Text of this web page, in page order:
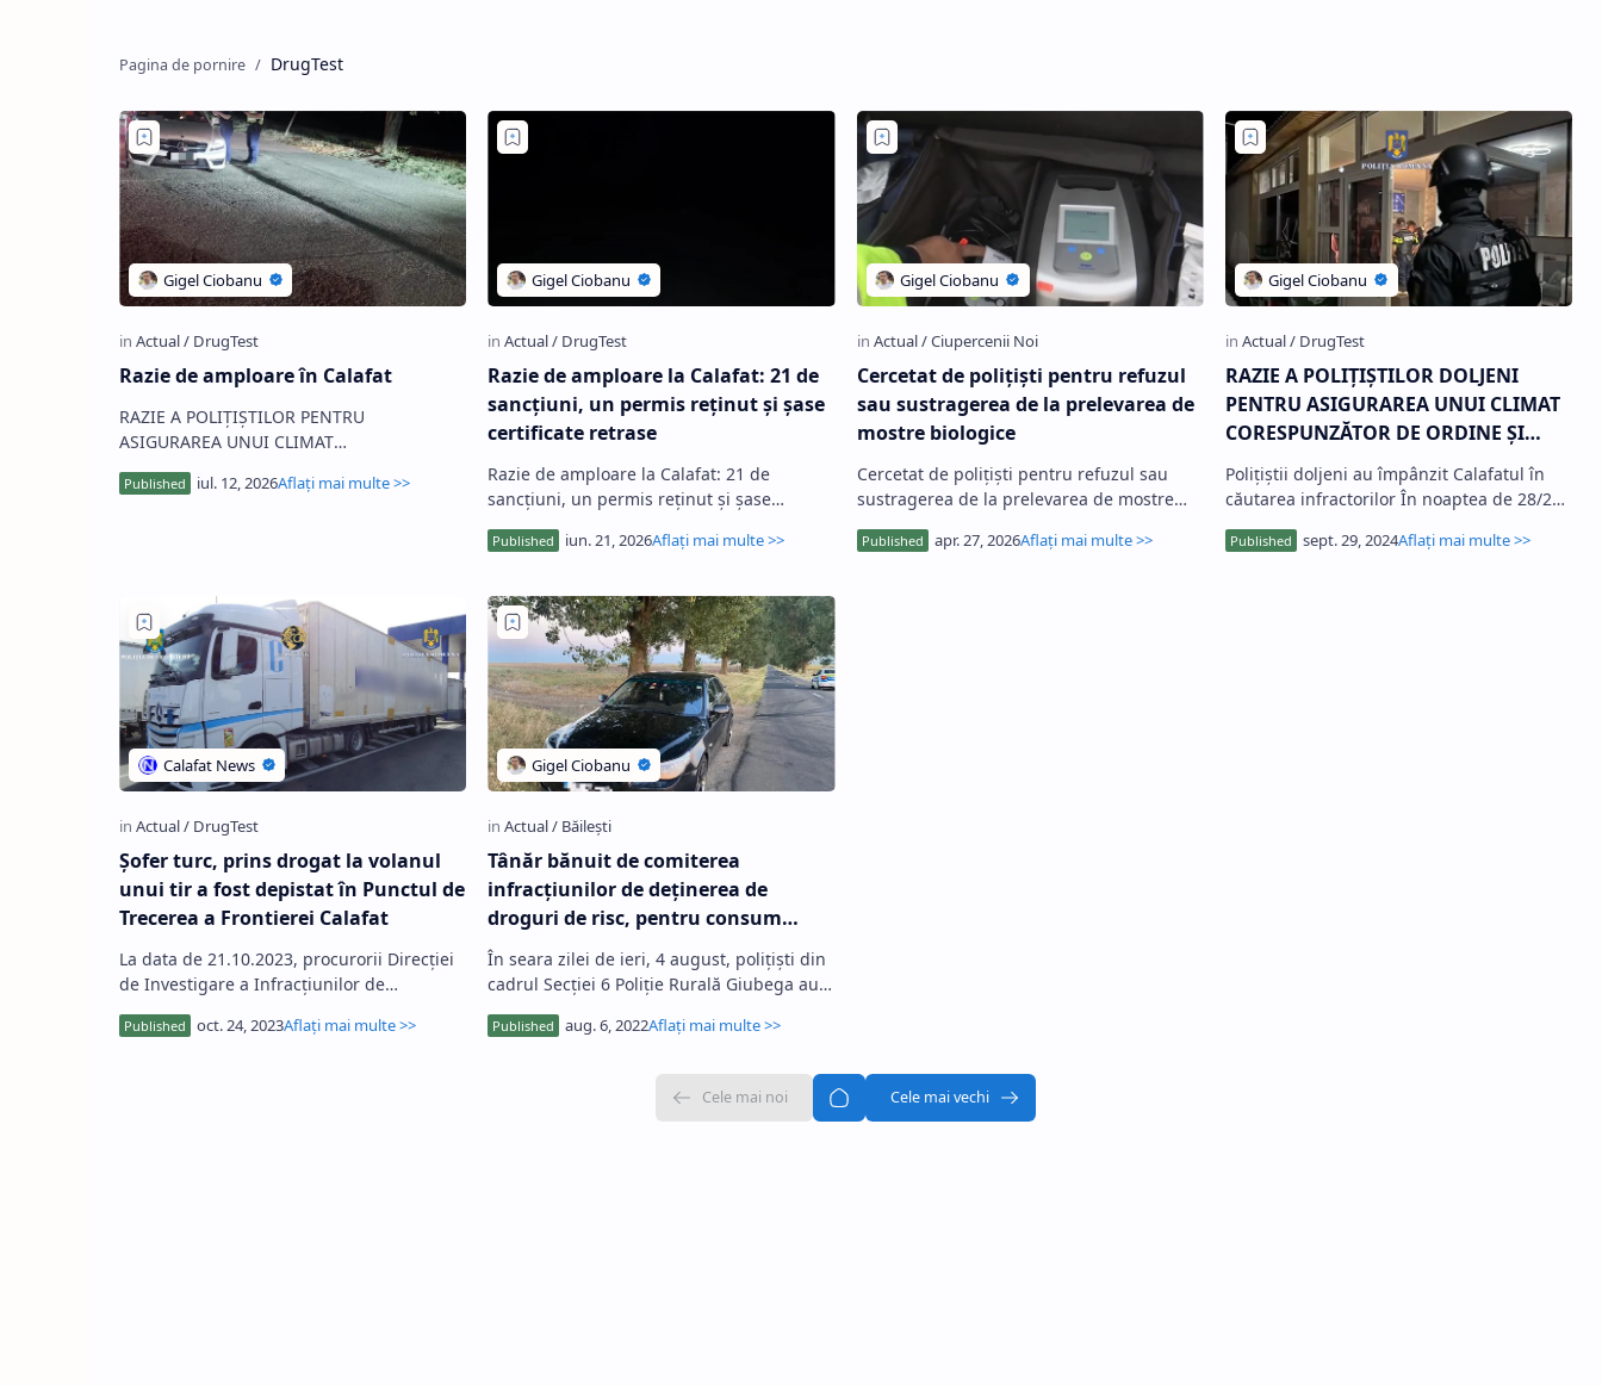
DrugTest
Razie de amploare în Calafat
RAZIE A POLIȚIȘTILOR PENTRU
ASIGURAREA UNUI CLIMAT
CORESPUNZĂTOR DE ORDINE ȘI
SIGURANȚĂ PUBLICĂ …
Razie de amploare la Calafat: 21 de
sancțiuni, un permis reținut și șase
certificate retrase
Razie de amploare la Calafat: 21 de
sancțiuni, un permis reținut și șase
Cercetat de polițiști pentru refuzul
sau sustragerea de la prelevarea de
mostre biologice
Cercetat de polițiști pentru refuzul sau
sustragerea de la prelevarea de mostre
RAZIE A POLIȚIȘTILOR DOLJENI
PENTRU ASIGURAREA UNUI CLIMAT
CORESPUNZĂTOR DE ORDINE ȘI
SIGURANȚĂ PUBLICĂ
Polițiștii doljeni au împânzit Calafatul în
căutarea infractorilor În noaptea de 28/29
sept…
Şofer turc, prins drogat la volanul
unui tir a fost depistat în Punctul de
Trecerea a Frontierei Calafat
La data de 21.10.2023, procurorii Direcției
de Investigare a Infracțiunilor de
Serviciul Teritorial Craiova a…
Tânăr bănuit de comiterea
infracţiunilor de deţinerea de
droguri de risc, pentru consum
propriu şi conducerea unui vehicul
fără permis
În seara zilei de ieri, 4 august, poliţişti din
cadrul Secţiei 6 Poliţie Rurală Giubega au
Băileștiului din …